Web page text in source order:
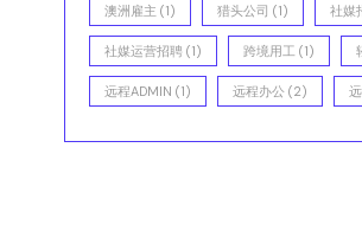
澳洲雇主 (1) 猎头公司 (1) 社媒
社媒运营招聘 (1) 跨境用工 (1)
远程ADMIN (1) 远程办公 (2)